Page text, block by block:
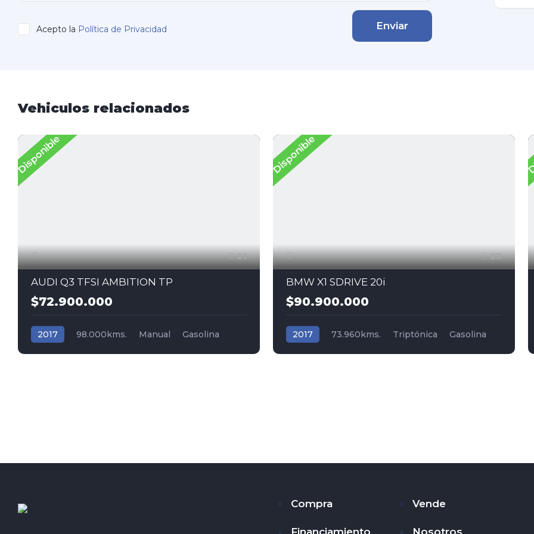
Acepto la Política de Privacidad Enviar
Vehiculos relacionados
Disponible
21
AUDI Q3 TFSI AMBITION TP
$72.900.000
2017 98.000kms. Manual
Gasolina
Disponible
23
BMW X1 SDRIVE 20i
$90.900.000
2017 73.960kms. Triptónica
Gasolina
Compra Vende
Financiamiento Nosotros